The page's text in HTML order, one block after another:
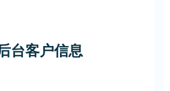
台客户信息